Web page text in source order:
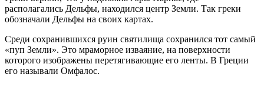
располагались Дельфы, находился центр Земли. Так греки
обозначали Дельфы на своих картах.
Среди сохранившихся руин святилища сохранился тот самый
«пуп Земли». Это мраморное изваяние, на поверхности
которого изображены перетягивающие его ленты. В Греции
его называли Омфалос.